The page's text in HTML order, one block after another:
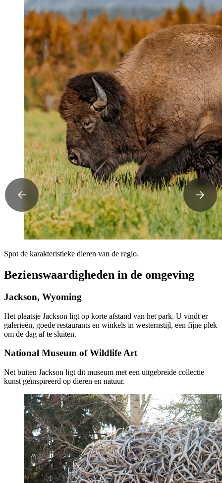
Spot de karakteristieke dieren van de regio.
Bezienswaardigheden in de omgeving
Jackson, Wyoming
Het plaatsje Jackson ligt op korte afstand van het park. U vindt er
galerieën, goede restaurants en winkels in westernstijl, een fijne plek
om de dag af te sluiten.
National Museum of Wildlife Art
Net buiten Jackson ligt dit museum met een uitgebreide collectie
kunst geïnspireerd op dieren en natuur.